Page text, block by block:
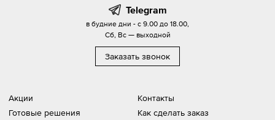
Акции
Готовые решения
Контакты
Как сделать заказ
Telegram
в будние дни - с 9.00 до 18.00,
Сб, Вс — выходной
Заказать звонок